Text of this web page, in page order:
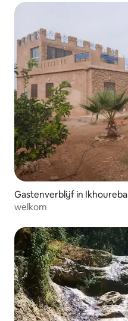
Gastenverblijf in Ikhoureba
welkom